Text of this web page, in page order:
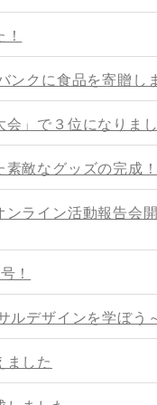
ンクに食品を寄贈し
」で３位になりまし
敵なグッズの完成！
ンライン活動報告会
！
ルデザインを学ぼう
ました